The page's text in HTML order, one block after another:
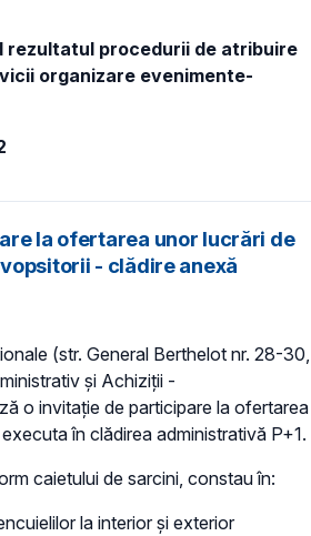
rezultatul procedurii de atribuire
organizare evenimente-
la ofertarea unor lucrări de
- clădire anexă
(str. General Berthelot nr. 28-30,
și Achiziții -
o invitație de participare la ofertarea
în clădirea administrativă P+1.
caietului de sarcini, constau în:
la interior și exterior